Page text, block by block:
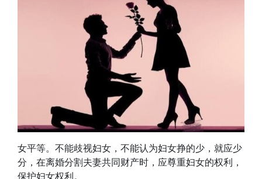
女平等。不能歧视妇女，不能认为妇女挣的少，就应少
分，在离婚分割夫妻共同财产时，应尊重妇女的权利，
保护妇女权利。